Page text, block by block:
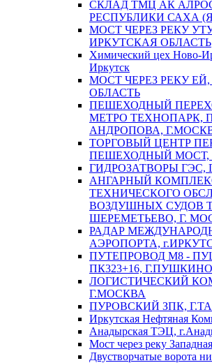
СКЛАД ТМЦ АК
РЕСПУБЛИКИ САХА
МОСТ ЧЕРЕЗ РЕКУ
ИРКУТСКАЯ ОБЛАСТЬ
Химический цех Ново-
Иркутск
МОСТ ЧЕРЕЗ РЕКУ
ОБЛАСТЬ
ПЕШЕХОДНЫЙ
МЕТРО ТЕХНОПАРК,
АНДРОПОВА,
ТОРГОВЫЙ ЦЕНТР
ПЕШЕХОДНЫЙ МОСТ,
ГИДРОЗАТВОРЫ ГЭС,
АНГАРНЫЙ
ТЕХНИЧЕСКОГО
ВОЗДУШНЫХ СУДОВ
ШЕРЕМЕТЬЕВО, Г.
РАДАР
АЭРОПОРТА,
ПУТЕПРОВОД М8 -
ПК323+16, Г.ПУШКИНО
ЛОГИСТИЧЕСКИЙ
Г.МОСКВА
ПУРОВСКИЙ ЗПК,
Иркутская Нефтяная
Анадырская ТЭЦ,
Мост через реку
Двустворчатые ворота